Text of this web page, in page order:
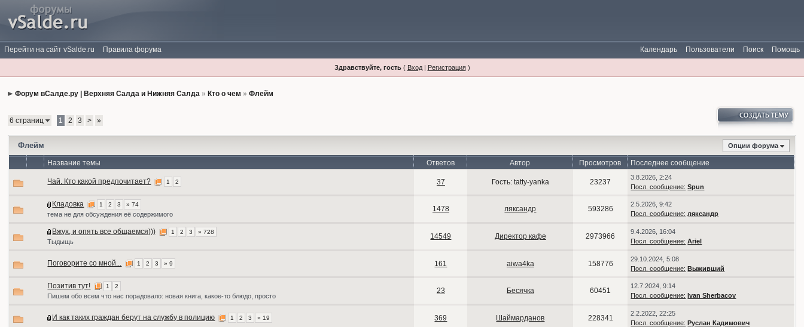
Перейти на сайт vSalde.ru Правила форума Помощь
Поиск
Пользователи
Календарь
Здравствуйте, гость( Вход| Регистрация)
Форум вСалде.ру | Верхняя Салда и Нижняя Салда » Кто о чем »Флейм
6 страниц 1 2 3 > »
Флейм Опции форума
Название темы Ответов Автор Просмотров Последнее сообщение
Чай. Кто какой предпочитает? 1 2 37 Гость: tatty-yanka 23237
3.8.2026, 2:24
Посл. сообщение: Spun
Кладовка 1 2 3 » 74
тема не для обсуждения её содержимого
1478 ляксандр 593286
2.5.2026, 9:42
Посл. сообщение: ляксандр
Вжух, и опять все общаемся))) 1 2 3 » 728
Тыдыщь
14549 Директор кафе 2973966
9.4.2026, 16:04
Посл. сообщение: Ariel
Поговорите со мной... 1 2 3 » 9 161 aiwa4ka 158776
29.10.2024, 5:08
Посл. сообщение: Выживший
Позитив тут! 1 2
Пишем обо всем что нас порадовало: новая книга, какое-то блюдо, просто
23 Бесячка 60451
12.7.2024, 9:14
Посл. сообщение: Ivan Sherbacov
И как таких граждан берут на службу в полицию 1 2 3 » 19 369 Шаймарданов 228341
2.2.2022, 22:25
Посл. сообщение: Руслан Кадимович